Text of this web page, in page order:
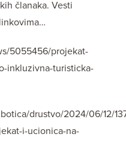
članaka. Vesti
5055456/projekat-
inkluzivna-turisticka-
drustvo/2024/06/12/
i-ucionica-na-